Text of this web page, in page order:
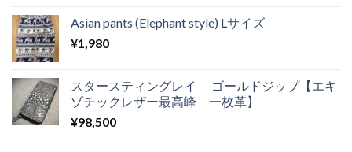
Asian pants (Elephant style) Lサイズ
¥1,980
スタースティングレイ ゴールドジップ【エキ
ゾチックレザー最高峰 一枚革】
¥98,500